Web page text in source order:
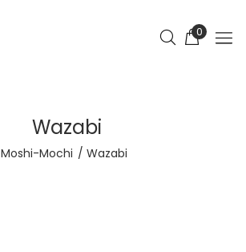
0
Wazabi
Moshi-Mochi Wazabi